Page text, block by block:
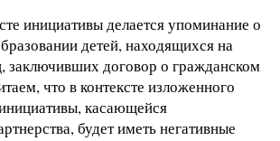
инициативы делается упоминание о
детей, находящихся на
заключивших договор о гражданском
что в контексте изложенного
касающейся
будет иметь негативные